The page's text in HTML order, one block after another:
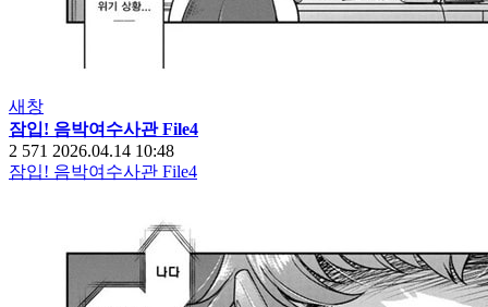
새창
잠입! 음박여수사관 File4
2 571 2026.04.14 10:48
잠입! 음박여수사관 File4